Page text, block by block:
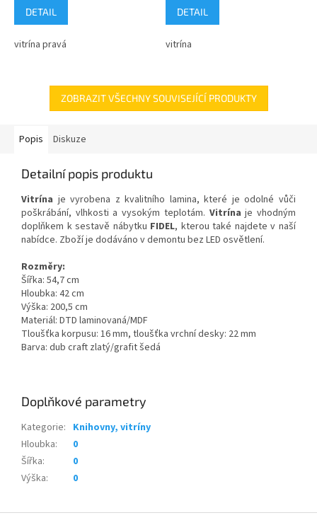
DETAIL
vitrína pravá
DETAIL
vitrína
ZOBRAZIT VŠECHNY SOUVISEJÍCÍ PRODUKTY
Popis Diskuze
Detailní popis produktu
Vitrína je vyrobena z kvalitního lamina, které je odolné vůči
poškrábání, vlhkosti a vysokým teplotám. Vitrína je vhodným
doplňkem k sestavě nábytku FIDEL, kterou také najdete v naší
nabídce. Zboží je dodáváno v demontu bez LED osvětlení.
Rozměry:
Šířka: 54,7 cm
Hloubka: 42 cm
Výška: 200,5 cm
Materiál: DTD laminovaná/MDF
Tloušťka korpusu: 16 mm, tloušťka vrchní desky: 22 mm
Barva: dub craft zlatý/grafit šedá
Doplňkové parametry
Kategorie: Knihovny, vitríny
Hloubka:
0
Šířka:
0
Výška: 0